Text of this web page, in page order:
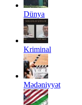
Dünya
Kriminal
Mədəniyyət